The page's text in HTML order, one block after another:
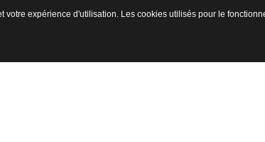
expérience d'utilisation. Les cookies utilisés pour le